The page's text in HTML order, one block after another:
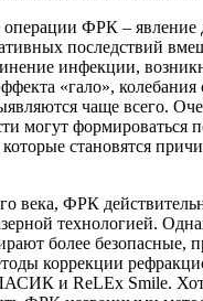
ФРК – явление
последствий
инфекции,
«гало», колебания
чаще всего.
могут формироваться
становятся
века, ФРК
технологией.
более безопасные,
коррекции
и ReLEx Smile.